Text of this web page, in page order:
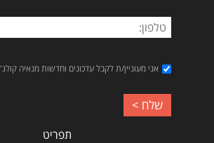
אני מעוניין/ת לקבל עדכונים וחדשות מנאיה קולג'
תפריט